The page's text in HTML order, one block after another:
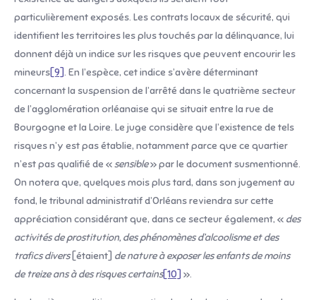
particulièrement exposés. Les contrats locaux de sécurité, qui
identifient les territoires les plus touchés par la délinquance, lui
donnent déjà un indice sur les risques que peuvent encourir les
mineurs[9]. En l’espèce, cet indice s’avère déterminant
concernant la suspension de l’arrêté dans le quatrième secteur
de l’agglomération orléanaise qui se situait entre la rue de
Bourgogne et la Loire. Le juge considère que l’existence de tels
risques n’y est pas établie, notamment parce que ce quartier
n’est pas qualifié de «sensible» par le document susmentionné.
On notera que, quelques mois plus tard, dans son jugement au
fond, le tribunal administratif d’Orléans reviendra sur cette
appréciation considérant que, dans ce secteur également, « des
activités de prostitution, des phénomènes d’alcoolisme et des
trafics divers[étaient] de nature à exposer les enfants de moins
de treize ans à des risques certains[10] ».